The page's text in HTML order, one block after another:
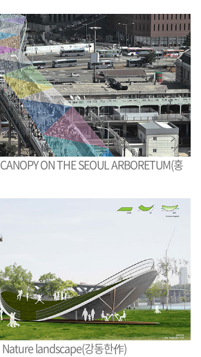
R
L
복
사
유
하
기
크
게
변
경
하
기
작
게
변
경
하
기
ON THE SEOUL ARBORETUM(홍
landscape(강동한作)